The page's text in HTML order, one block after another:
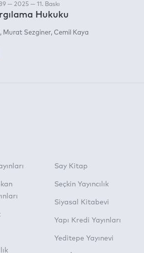
— 2025 — 11. Baskı
Hukuku
Murat Sezginer Cemil Kaya
Say Kitap
Seçkin Yayıncılık
Siyasal Kitabevi
Yapı Kredi Yayınları
Yeditepe Yayınevi